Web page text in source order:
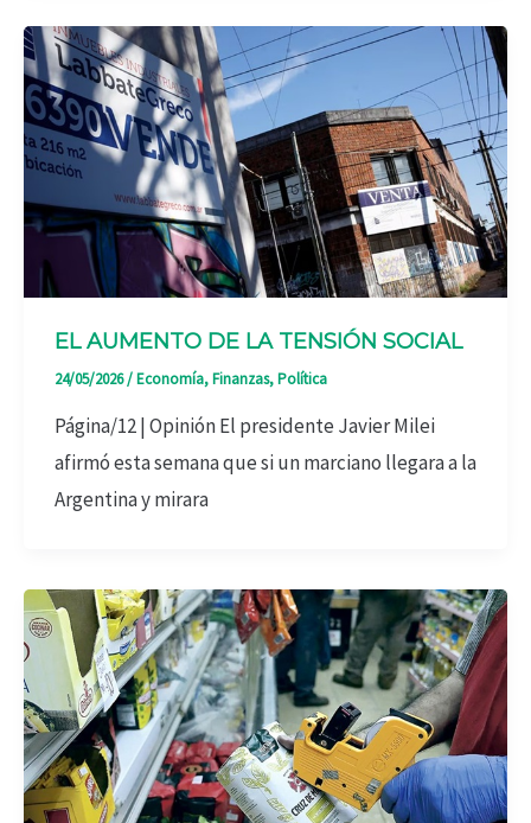
EL AUMENTO DE LA TENSIÓN SOCIAL
24/05/2026/Economía,Finanzas,Política
Página/12 | Opinión El presidente Javier Milei
afirmó esta semana que si un marciano llegara a la
Argentina y mirara